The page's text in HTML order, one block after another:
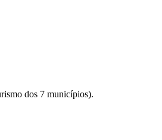
dos 7 municípios).